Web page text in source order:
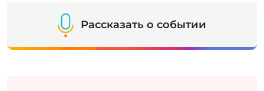
Рассказать о событии